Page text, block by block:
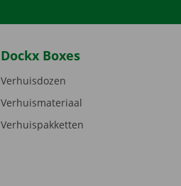
Dockx Boxes
Verhuisdozen
Verhuismateriaal
Verhuispakketten